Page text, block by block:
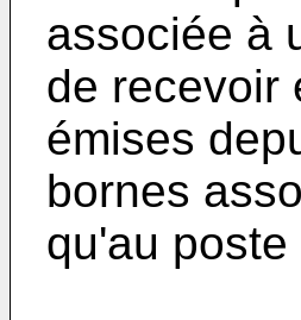
associée à
de recevoir
émises
bornes
qu'au